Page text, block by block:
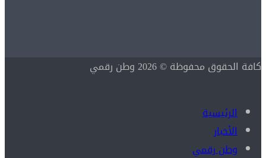
كافة الحقوق محفوظة © 2026 وطن رقمي
الرئيسية
الأخبار
وطن رقمي